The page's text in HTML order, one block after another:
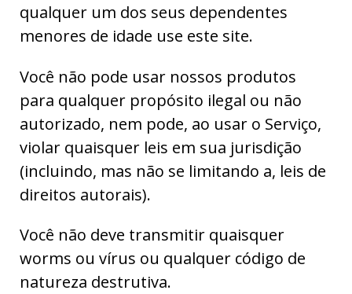
qualquer um dos seus dependentes
menores de idade use este site.
Você não pode usar nossos produtos
para qualquer propósito ilegal ou não
autorizado, nem pode, ao usar o Serviço,
violar quaisquer leis em sua jurisdição
(incluindo, mas não se limitando a, leis de
direitos autorais).
Você não deve transmitir quaisquer
worms ou vírus ou qualquer código de
natureza destrutiva.